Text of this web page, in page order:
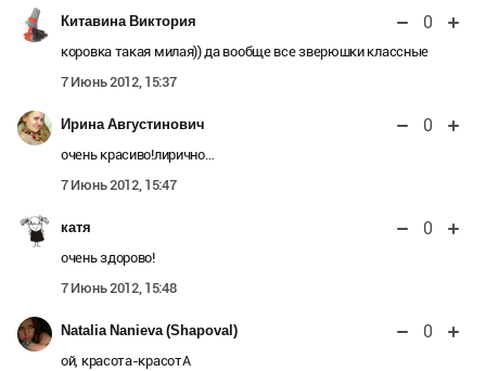
Китавина Виктория 0
коровка такая милая)) да вообще все зверюшки классные
7 Июнь 2012, 15:37
Ирина Августинович 0
очень красиво!лирично…
7 Июнь 2012, 15:47
катя 0
очень здорово!
7 Июнь 2012, 15:48
Natalia Nanieva (Shapoval) 0
ой, красота-красотА